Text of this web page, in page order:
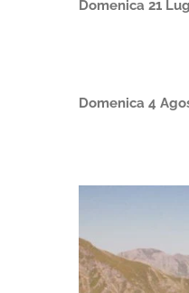
Domenica 21
Domenica 4